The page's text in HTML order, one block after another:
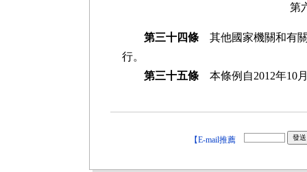
第三十四條其他國家機關和有關
行。
第三十五條本條例自2012年10
【E-mail推薦